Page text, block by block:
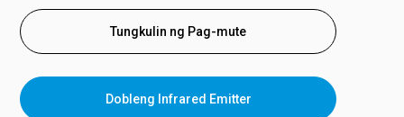
Tungkulin ng Pag-mute
Dobleng Infrared Emitter